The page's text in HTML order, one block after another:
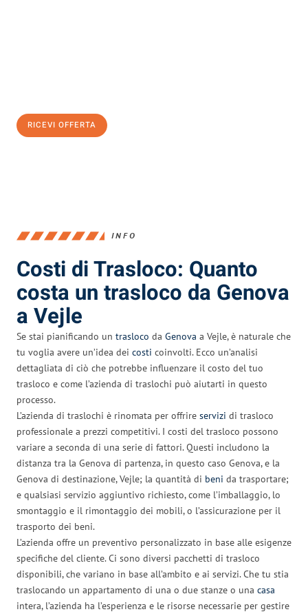
RICEVI OFFERTA
INFO
Costi di Trasloco: Quanto
costa un trasloco da Genova
a Vejle
Se stai pianificando un trasloco da Genova a Vejle, è naturale che
tu voglia avere un’idea dei costi coinvolti. Ecco un’analisi
dettagliata di ciò che potrebbe influenzare il costo del tuo
trasloco e come l’azienda di traslochi può aiutarti in questo
processo.
L’azienda di traslochi è rinomata per offrire servizi di trasloco
professionale a prezzi competitivi. I costi del trasloco possono
variare a seconda di una serie di fattori. Questi includono la
distanza tra la Genova di partenza, in questo caso Genova, e la
Genova di destinazione, Vejle; la quantità di beni da trasportare;
e qualsiasi servizio aggiuntivo richiesto, come l’imballaggio, lo
smontaggio e il rimontaggio dei mobili, o l’assicurazione per il
trasporto dei beni.
L’azienda offre un preventivo personalizzato in base alle esigenze
specifiche del cliente. Ci sono diversi pacchetti di trasloco
disponibili, che variano in base all’ambito e ai servizi. Che tu stia
traslocando un appartamento di una o due stanze o una casa
intera, l’azienda ha l’esperienza e le risorse necessarie per gestire